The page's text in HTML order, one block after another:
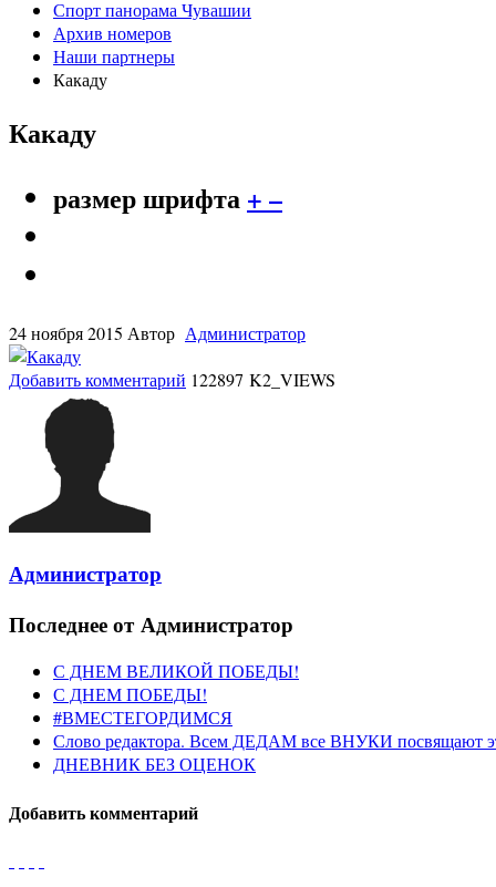
Спорт панорама Чувашии
Архив номеров
Наши партнеры
Какаду
Какаду
размер шрифта + –
24 ноября 2015 Автор Администратор
Добавить комментарий 122897 K2_VIEWS
Администратор
Последнее от Администратор
С ДНЕМ ВЕЛИКОЙ ПОБЕДЫ!
С ДНЕМ ПОБЕДЫ!
#ВМЕСТЕГОРДИМСЯ
Слово редактора. Всем ДЕДАМ все ВНУКИ посвящают
ДНЕВНИК БЕЗ ОЦЕНОК
Добавить комментарий